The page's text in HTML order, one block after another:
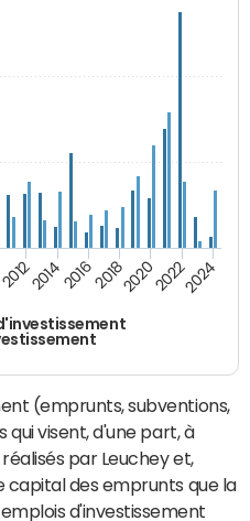
2012201420162018202020222024
(emprunts, subventions,
visent, d'une part, à
par Leuchey et,
des emprunts que la
d'investissement